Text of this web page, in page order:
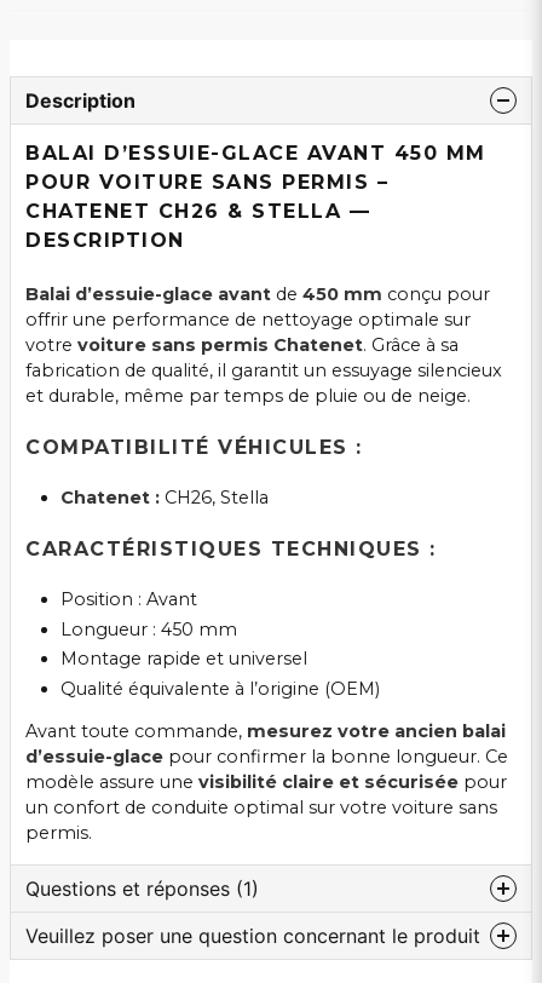
Description
BALAI D’ESSUIE-GLACE AVANT 450 MM
POUR VOITURE SANS PERMIS –
CHATENET CH26 & STELLA —
DESCRIPTION
Balai d’essuie-glace avant de 450 mm conçu pour
offrir une performance de nettoyage optimale sur
votre voiture sans permis Chatenet. Grâce à sa
fabrication de qualité, il garantit un essuyage silencieux
et durable, même par temps de pluie ou de neige.
COMPATIBILITÉ VÉHICULES :
Chatenet :CH26, Stella
CARACTÉRISTIQUES TECHNIQUES :
Position : Avant
Longueur : 450 mm
Montage rapide et universel
Qualité équivalente à l’origine (OEM)
Avant toute commande, mesurez votre ancien balai
d’essuie-glace pour confirmer la bonne longueur. Ce
modèle assure une visibilité claire et sécurisée pour
un confort de conduite optimal sur votre voiture sans
permis.
Questions et réponses (1)
Veuillez poser une question concernant le produit